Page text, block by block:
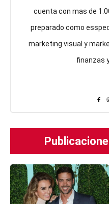
cuenta con mas de
preparado como
marketing visual y
finanzas